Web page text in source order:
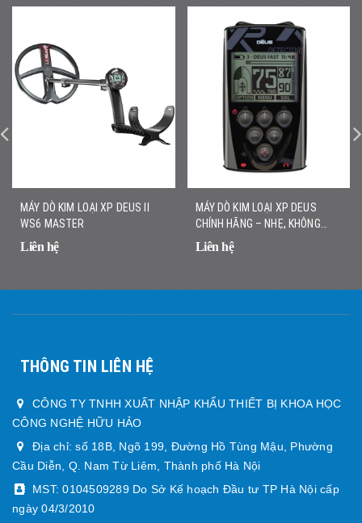
MÁY DÒ KIM LOẠI XP DEUS II
WS6 MASTER
Liên hệ
MÁY DÒ KIM LOẠI XP DEUS
CHÍNH HÃNG – NHẸ, KHÔNG
DÂY, DÒ NHANH CHÍNH XÁC
Liên hệ
THÔNG TIN LIÊN HỆ
CÔNG TY TNHH XUẤT NHẬP KHẨU THIẾT BỊ KHOA HỌC
CÔNG NGHỆ HỮU HẢO
Địa chỉ: số 18B, Ngõ 199, Đường Hồ Tùng Mậu, Phường
Cầu Diễn, Q. Nam Từ Liêm, Thành phố Hà Nội
MST: 0104509289 Do Sở Kế hoạch Đầu tư TP Hà Nội cấp
ngày 04/3/2010